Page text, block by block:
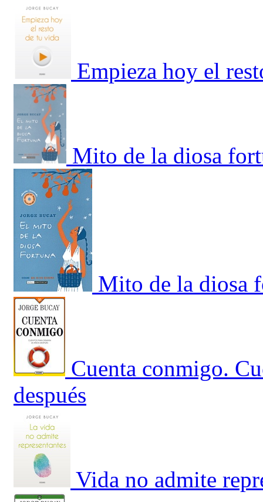
Empieza hoy el
Mito de la diosa
Mito de la diosa
Cuenta conmigo.
después
Vida no admite